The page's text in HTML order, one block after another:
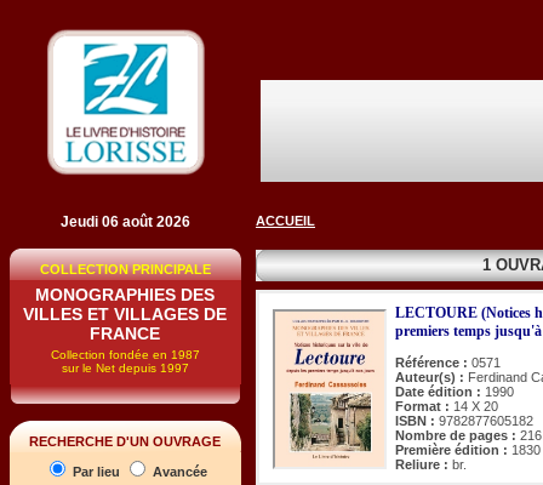
Jeudi 06 août 2026
COLLECTION PRINCIPALE
MONOGRAPHIES DES
VILLES ET VILLAGES DE
FRANCE
Collection fondée en 1987
sur le Net depuis 1997
RECHERCHE D'UN OUVRAGE
Par lieu
Avancée
ACCUEIL
1
LECTOURE (Notices
premiers temps
Référence : 0571
Auteur(s) : Ferdinand
Date édition : 1990
Format : 14 X 20
ISBN : 9782877605182
Nombre de pages : 216
Première édition : 1830
Reliure : br.